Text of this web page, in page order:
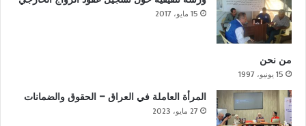
15 مايو، 2017
من نحن
15 يونيو، 1997
المرأة العاملة في العراق – الحقوق والضمانات
27 مايو، 2023